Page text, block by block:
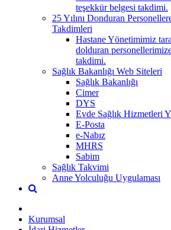
teşekkür belgesi takdimi.
25 Yılını Donduran
Takdimleri
Hastane Yönetimimiz
dolduran
takdimi.
Sağlık Bakanlığı Web Siteleri
Sağlık Bakanlığı
Cimer
DYS
Evde Sağlık Hizmetleri
E-Posta
e-Nabız
MHRS
Sabim
Sağlık Takvimi
Anne Yolculuğu Uygulaması
Kurumsal